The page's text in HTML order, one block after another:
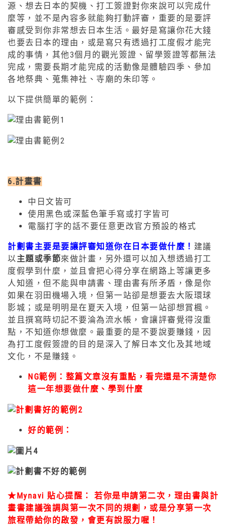
源、想去日本的契機、打工簽證對你來說可以完成什
麼等，並不是內容多就能夠打動評審，重要的是要評
審感受到你非常想去日本生活。最好是寫讓你花大錢
也要去日本的理由，或是寫只有透過打工度假才能完
成的事情，其他3個月的觀光簽證、留學簽證等都無法
完成，需要長期才能完成的活動像是體驗四季、參加
各地祭典、蒐集神社、寺廟的朱印等。
以下提供簡單的範例：
6.計畫書
中日文皆可
使用黑色或深藍色筆手寫或打字皆可
電腦打字的話不要任意更改官方預設的格式
計劃書主要是要讓評審知道你在日本要做什麼！ 建議
以主題或季節來做計畫，另外還可以加入想透過打工
度假學到什麼，並且會把心得分享在網路上等讓更多
人知道，但不能與申請書、理由書有所矛盾，像是你
如果在羽田機場入境，但第一站卻是想要去大阪環球
影城；或是明明是在夏天入境，但第一站卻想賞楓。
並且撰寫時切記不要淪為流水帳，會讓評審覺得沒重
點，不知道你想做麼。最重要的是不要說要賺錢，因
為打工度假簽證的目的是深入了解日本文化及其地域
文化，不是賺錢。
NG範例：整篇文章沒有重點，看完還是不清楚你
這一年想要做什麼、學到什麼
好的範例：
★ Mynavi 貼心提醒：
若你是申請第二次，理由書與計
畫書建議強調與第一次不同的規劃，或是分享第一次
旅程帶給你的啟發，會更有說服力喔！